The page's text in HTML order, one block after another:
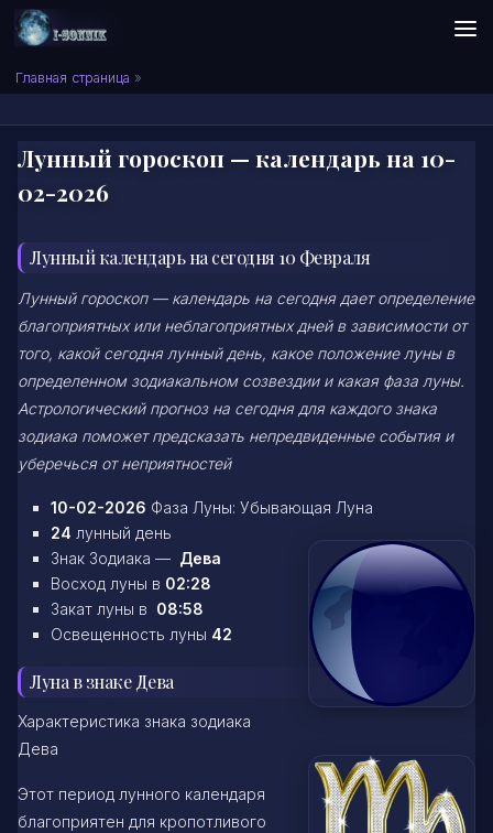
Skip to content
Сонник I-SONNIK.COM
Главная страница »
Лунный гороскоп — календарь на 10-
02-2026
Лунный календарь на сегодня 10 Февраля
Лунный гороскоп — календарь на сегодня дает определение
благоприятных или неблагоприятных дней в зависимости от
того, какой сегодня лунный день, какое положение луны в
определенном зодиакальном созвездии и какая фаза луны.
Астрологический прогноз на сегодня для каждого знака
зодиака поможет предсказать непредвиденные события и
уберечься от неприятностей
10-02-2026 Фаза Луны: Убывающая Луна
24 лунный день
Знак Зодиака — Дева
Восход луны в 02:28
Закат луны в 08:58
Освещенность луны 42
Луна в знаке Дева
Характеристика знака зодиака
Дева
Этот период лунного календаря
благоприятен для кропотливого